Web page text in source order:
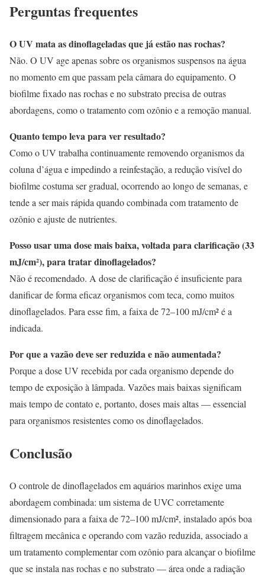
Perguntas frequentes
O UV mata as dinoflageladas que já estão nas rochas?
Não. O UV age apenas sobre os organismos suspensos na água
no momento em que passam pela câmara do equipamento. O
biofilme fixado nas rochas e no substrato precisa de outras
abordagens, como o tratamento com ozônio e a remoção manual.
Quanto tempo leva para ver resultado?
Como o UV trabalha continuamente removendo organismos da
coluna d’água e impedindo a reinfestação, a redução visível do
biofilme costuma ser gradual, ocorrendo ao longo de semanas, e
tende a ser mais rápida quando combinada com tratamento de
ozônio e ajuste de nutrientes.
Posso usar uma dose mais baixa, voltada para clarificação (33
mJ/cm²), para tratar dinoflagelados?
Não é recomendado. A dose de clarificação é insuficiente para
danificar de forma eficaz organismos com teca, como muitos
dinoflagelados. Para esse fim, a faixa de 72–100 mJ/cm² é a
indicada.
Por que a vazão deve ser reduzida e não aumentada?
Porque a dose UV recebida por cada organismo depende do
tempo de exposição à lâmpada. Vazões mais baixas significam
mais tempo de contato e, portanto, doses mais altas — essencial
para organismos resistentes como os dinoflagelados.
Conclusão
O controle de dinoflagelados em aquários marinhos exige uma
abordagem combinada: um sistema de UVC corretamente
dimensionado para a faixa de 72–100 mJ/cm², instalado após boa
filtragem mecânica e operando com vazão reduzida, associado a
um tratamento complementar com ozônio para alcançar o biofilme
que se instala nas rochas e no substrato — área onde a radiação